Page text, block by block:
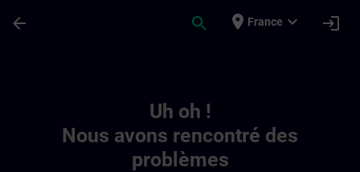
arrow_back search place France expand_more login
Uh oh !
Nous avons rencontré des
problèmes